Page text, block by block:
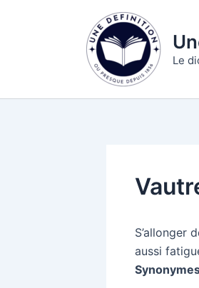
Le
S’allonger
aussi